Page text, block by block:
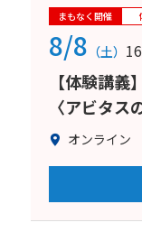
まもなく開催
8/8 （土）
【体験講
〈アビタス
オンライン